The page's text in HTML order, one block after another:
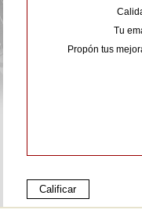
Tu
Propón tus